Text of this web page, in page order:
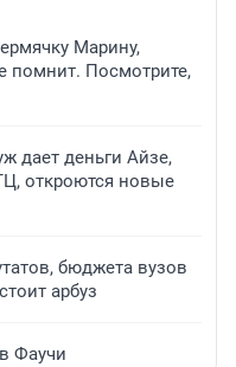
Марину,
помнит. Посмотрите,
дает деньги Айзе,
откроются новые
бюджета вузов
арбуз
Фаучи